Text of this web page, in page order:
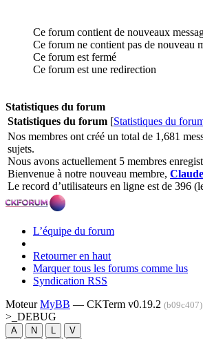
Ce forum contient de nouveaux
Ce forum ne contient pas de nouveau
Ce forum est fermé
Ce forum est une redirection
Statistiques du forum
Statistiques du forum [Statistiques du
Nos membres ont créé un total de 1,681
sujets.
Nous avons actuellement 5 membres
Bienvenue à notre nouveau membre,
Le record d’utilisateurs en ligne est de 396
L’équipe du forum
Retourner en haut
Marquer tous les forums comme lus
Syndication RSS
MoteurMyBB — CKTerm v0.19.2 (b09c407)
>_ DEBUG
A N L
V